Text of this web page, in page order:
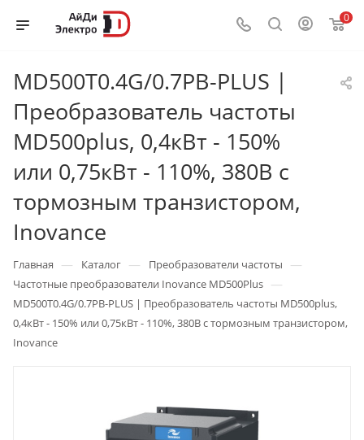
0
MD500T0.4G/0.7PB-PLUS |
Преобразователь частоты
MD500plus, 0,4кВт - 150%
или 0,75кВт - 110%, 380В с
тормозным транзистором,
Inovance
Главная — Каталог — Преобразователи частоты —
Частотные преобразователи Inovance MD500Plus —
MD500T0.4G/0.7PB-PLUS | Преобразователь частоты MD500plus,
0,4кВт - 150% или 0,75кВт - 110%, 380В с тормозным транзистором,
Inovance